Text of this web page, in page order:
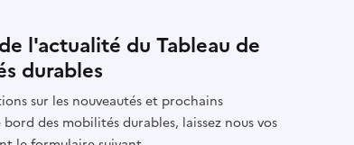
l'actualité du Tableau de
durables
sur les nouveautés et prochains
des mobilités durables, laissez nous vos